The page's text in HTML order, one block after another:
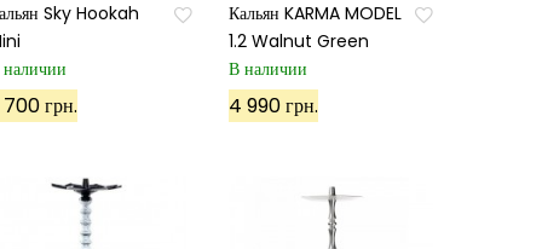
Sky Hookah
грн.
Кальян KARMA MODEL
1.2 Walnut Green
В наличии
4 990 грн.